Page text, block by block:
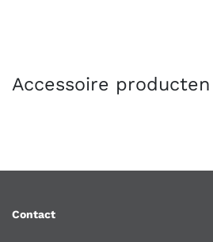
Accessoire producten
Contact